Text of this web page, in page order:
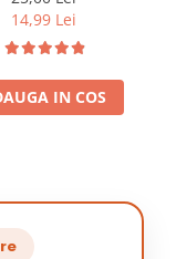
14,99 Lei
IN COS